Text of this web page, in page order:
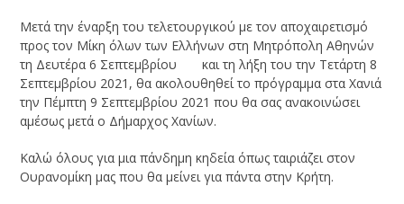
Μετά την έναρξη του τελετουργικού με τον αποχαιρετισμό
προς τον Μίκη όλων των Ελλήνων στη Μητρόπολη Αθηνών
τη Δευτέρα 6 Σεπτεμβρίου και τη λήξη του την Τετάρτη 8
Σεπτεμβρίου 2021, θα ακολουθηθεί το πρόγραμμα στα Χανιά
την Πέμπτη 9 Σεπτεμβρίου 2021 που θα σας ανακοινώσει
αμέσως μετά ο Δήμαρχος Χανίων.
Καλώ όλους για μια πάνδημη κηδεία όπως ταιριάζει στον
Ουρανομίκη μας που θα μείνει για πάντα στην Κρήτη.